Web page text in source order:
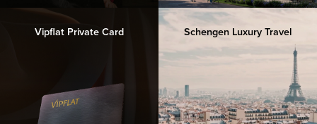
Vipflat Private Card Schengen Luxury Travel